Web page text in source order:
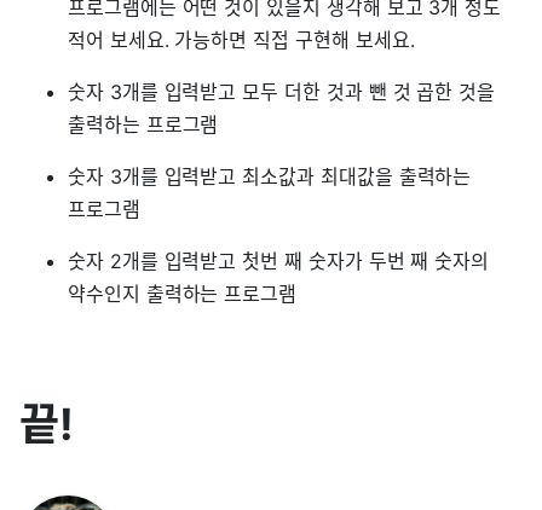
프로그램에는 어떤 것이 있을지 생각해 보고 3개 정도
적어 보세요. 가능하면 직접 구현해 보세요.
숫자 3개를 입력받고 모두 더한 것과 뺀 것 곱한 것을
출력하는 프로그램
숫자 3개를 입력받고 최소값과 최대값을 출력하는
프로그램
숫자 2개를 입력받고 첫번 째 숫자가 두번 째 숫자의
약수인지 출력하는 프로그램
끝!